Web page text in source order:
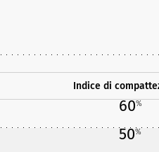
Indice di
60%
50%